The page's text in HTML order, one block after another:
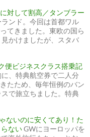
対して割高／タンブラー
ンド。今回は首都ワル
てきました。東欧の国ら
見かけましたが、スタバ
ビジネスクラス搭乗記
、特典航空券で二人分
たため、毎年恒例のバン
で旅立ちました。特典
ないのに安くてあり！た
ないGWにヨーロッパを